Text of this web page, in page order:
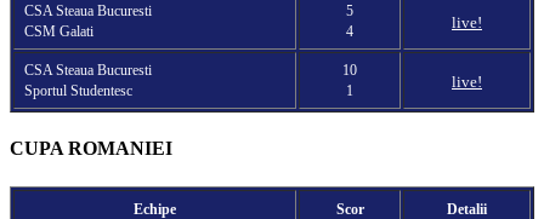
CSA Steaua Bucuresti
CSM Galati
5
4
live!
CSA Steaua Bucuresti
Sportul Studentesc
10
1
live!
CUPA ROMANIEI
Echipe Scor Detalii